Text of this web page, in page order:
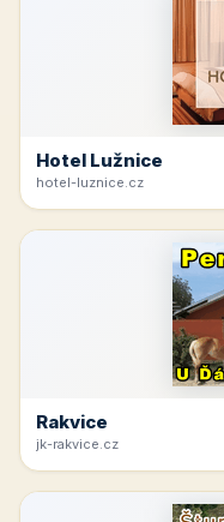
Hotel Lužnice
hotel-luznice.cz
Rakvice
jk-rakvice.cz